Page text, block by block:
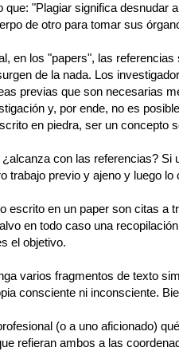
que: "Plagiar significa desnudar
de otro para tomar sus
en los "papers", las referencias
de la nada. Los
previas que son necesarias
y, por ende, no es
en piedra, ser un concepto
con las referencias? Si
trabajo previo y ajeno y luego lo
escrito en un paper son citas a
en todo caso una
el objetivo.
varios fragmentos de texto
consciente ni inconsciente.
(o a uno aficionado)
refieran ambos a las